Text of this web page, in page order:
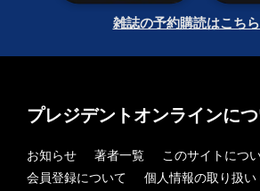
雑誌の予約購読はこち
プレジデントオンラインに
お知らせ 著者一覧
このサイトにつ
会員登録について
個人情報の取り扱い